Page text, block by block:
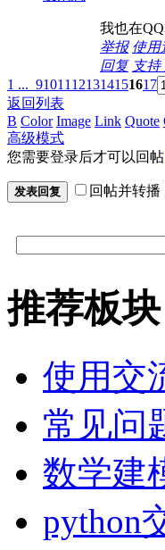
我也在
举报 使用
回复 支持
1 ... 91011 121314151617
返回列表
B Color Image Link Quote
高级模式
您需要登录后才可以回帖
发表回复 回帖并转播
推荐板块
使用交
常见问
数学建
python